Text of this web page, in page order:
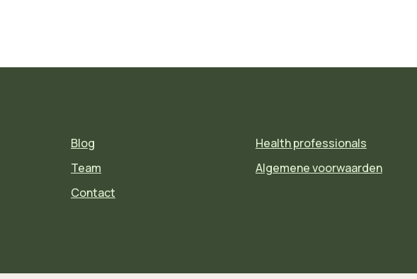
Blog
Team
Contact
Health professionals
Algemene voorwaarden